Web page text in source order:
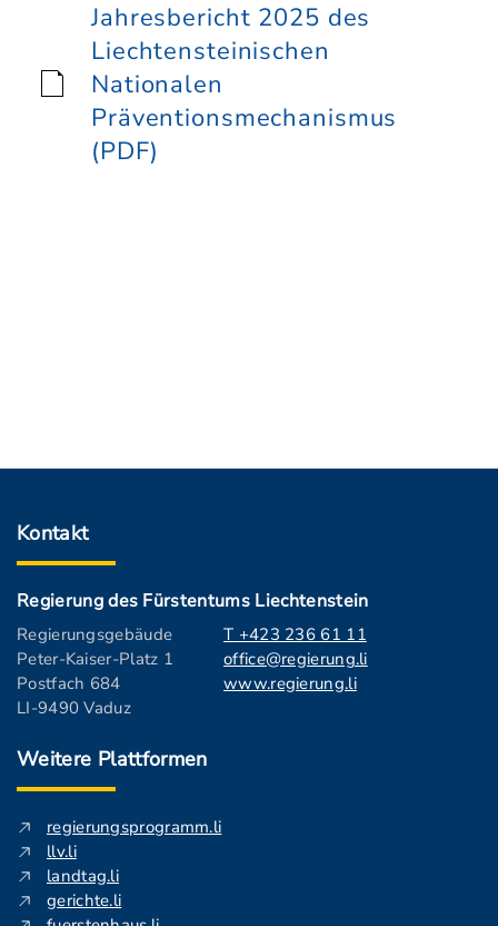
Jahresbericht 2025 des
Liechtensteinischen
Nationalen
Präventionsmechanismus
(PDF)
Kontakt
Regierung des Fürstentums Liechtenstein
Regierungsgebäude
Peter-Kaiser-Platz 1
Postfach 684
LI-9490 Vaduz
T +423 236 61 11
office@regierung.li
www.regierung.li
Weitere Plattformen
regierungsprogramm.li
llv.li
landtag.li
gerichte.li